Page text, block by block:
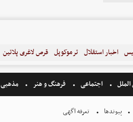
اخبار استقلال ترموکوپل قرص لاغری پلاتین
اجتماعی فرهنگ و هنر مذهبی
پیوندها تعرفه اگهی